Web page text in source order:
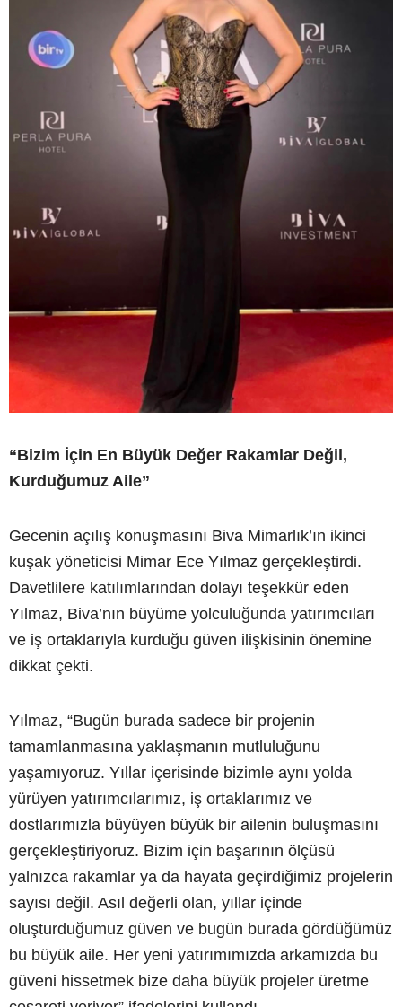
“Bizim İçin En Büyük Değer Rakamlar Değil,
Kurduğumuz Aile”
Gecenin açılış konuşmasını Biva Mimarlık’ın ikinci
kuşak yöneticisi Mimar Ece Yılmaz gerçekleştirdi.
Davetlilere katılımlarından dolayı teşekkür eden
Yılmaz, Biva’nın büyüme yolculuğunda yatırımcıları
ve iş ortaklarıyla kurduğu güven ilişkisinin önemine
dikkat çekti.
Yılmaz, “Bugün burada sadece bir projenin
tamamlanmasına yaklaşmanın mutluluğunu
yaşamıyoruz. Yıllar içerisinde bizimle aynı yolda
yürüyen yatırımcılarımız, iş ortaklarımız ve
dostlarımızla büyüyen büyük bir ailenin buluşmasını
gerçekleştiriyoruz. Bizim için başarının ölçüsü
yalnızca rakamlar ya da hayata geçirdiğimiz projelerin
sayısı değil. Asıl değerli olan, yıllar içinde
oluşturduğumuz güven ve bugün burada gördüğümüz
bu büyük aile. Her yeni yatırımımızda arkamızda bu
güveni hissetmek bize daha büyük projeler üretme